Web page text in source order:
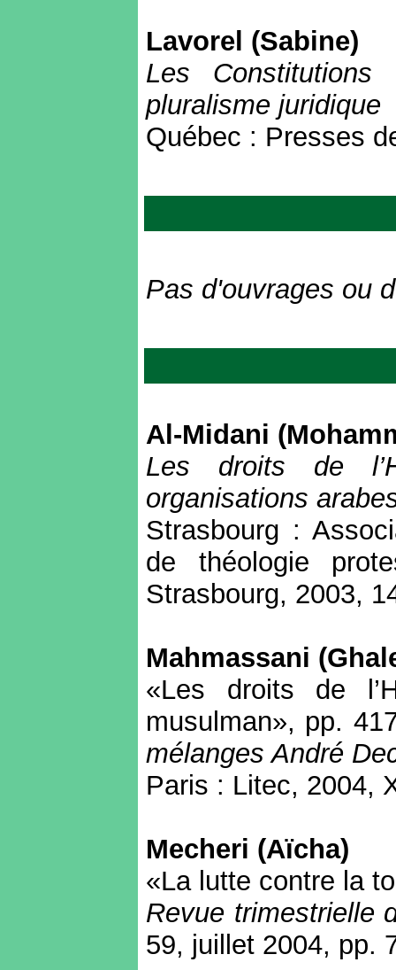
Lavorel (Sabine)
Les
pluralisme juridique
Québec : Presses
Pas d'ouvrages ou
Al-Midani
Les droits de
organisations
Strasbourg :
de théologie
Strasbourg, 2003,
Mahmassani
«Les droits de
musulman», pp.
mélanges André
Paris : Litec, 2004,
Mecheri (Aïcha)
«La lutte contre la
Revue trimestrielle
59, juillet 2004, pp.